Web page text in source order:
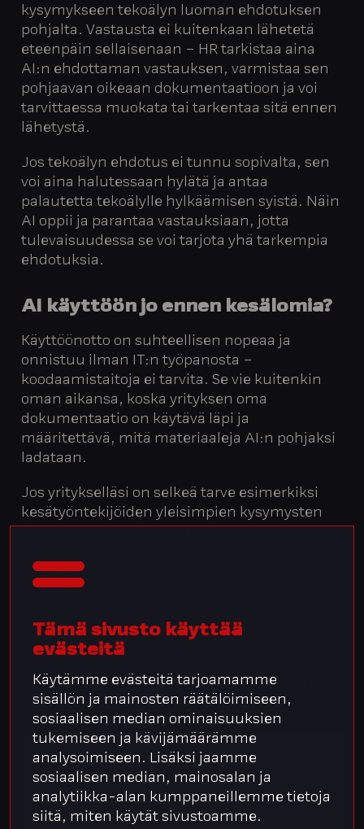
Tämä sivusto käyttää
evästeitä
Käytämme evästeitä tarjoamamme
sisällön ja mainosten räätälöimiseen,
sosiaalisen median ominaisuuksien
tukemiseen ja kävijämäärämme
analysoimiseen. Lisäksi jaamme
sosiaalisen median, mainosalan ja
analytiikka-alan kumppaneillemme tietoja
siitä, miten käytät sivustoamme.
kysymykseen tekoälyn luoman ehdotuksen
pohjalta. Vastausta ei kuitenkaan lähetetä
eteenpäin sellaisenaan – HR tarkistaa aina
AI:n ehdottaman vastauksen, varmistaa sen
pohjaavan oikeaan dokumentaatioon ja voi
tarvittaessa muokata tai tarkentaa sitä ennen
lähetystä.
Jos tekoälyn ehdotus ei tunnu sopivalta, sen
voi aina halutessaan hylätä ja antaa
palautetta tekoälylle hylkäämisen syistä. Näin
AI oppii ja parantaa vastauksiaan, jotta
tulevaisuudessa se voi tarjota yhä tarkempia
ehdotuksia.
AI käyttöön jo ennen kesälomia?
Käyttöönotto on suhteellisen nopeaa ja
onnistuu ilman IT:n työpanosta –
koodaamistaitoja ei tarvita. Se vie kuitenkin
oman aikansa, koska yrityksen oma
dokumentaatio on käytävä läpi ja
määritettävä, mitä materiaaleja AI:n pohjaksi
ladataan.
Jos yritykselläsi on selkeä tarve esimerkiksi
kesätyöntekijöiden yleisimpien kysymysten
kilometrikorvaukset, pankkitietojen
ilmoittaminen) vastaamisen
kunnossa, voi käyttöönoton saada tehtyä jopa
ennen kesää.
Mikäli AI arjen apuna innostaa, varaa alta aika
asiantuntijallemme – kerromme lisää
ratkaisusta!